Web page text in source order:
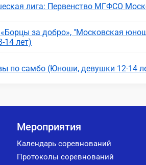
лига: Первенство МГФСО
за добро», "Московская
14 лет)
по самбо (Юноши, девушки 12-14
Мероприятия
Календарь соревнований
Протоколы соревнований